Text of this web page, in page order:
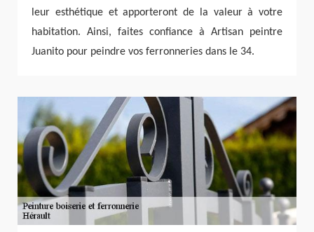
leur esthétique et apporteront de la valeur à votre
habitation. Ainsi, faites confiance à Artisan peintre
Juanito pour peindre vos ferronneries dans le 34.